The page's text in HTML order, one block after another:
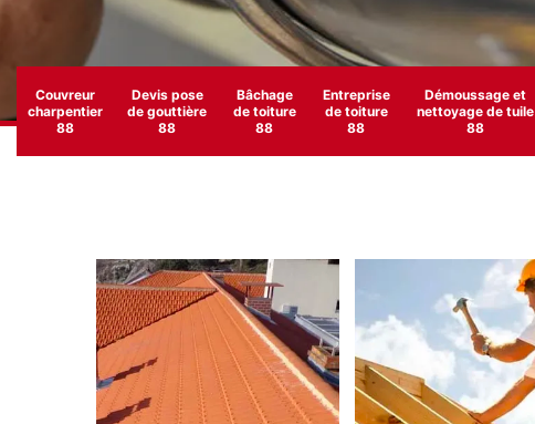
Couvreur
charpentier
88
Devis pose
de gouttière
88
Bâchage
de toiture
88
Entreprise
de toiture
88
Démoussage et
nettoyage de tuile
88